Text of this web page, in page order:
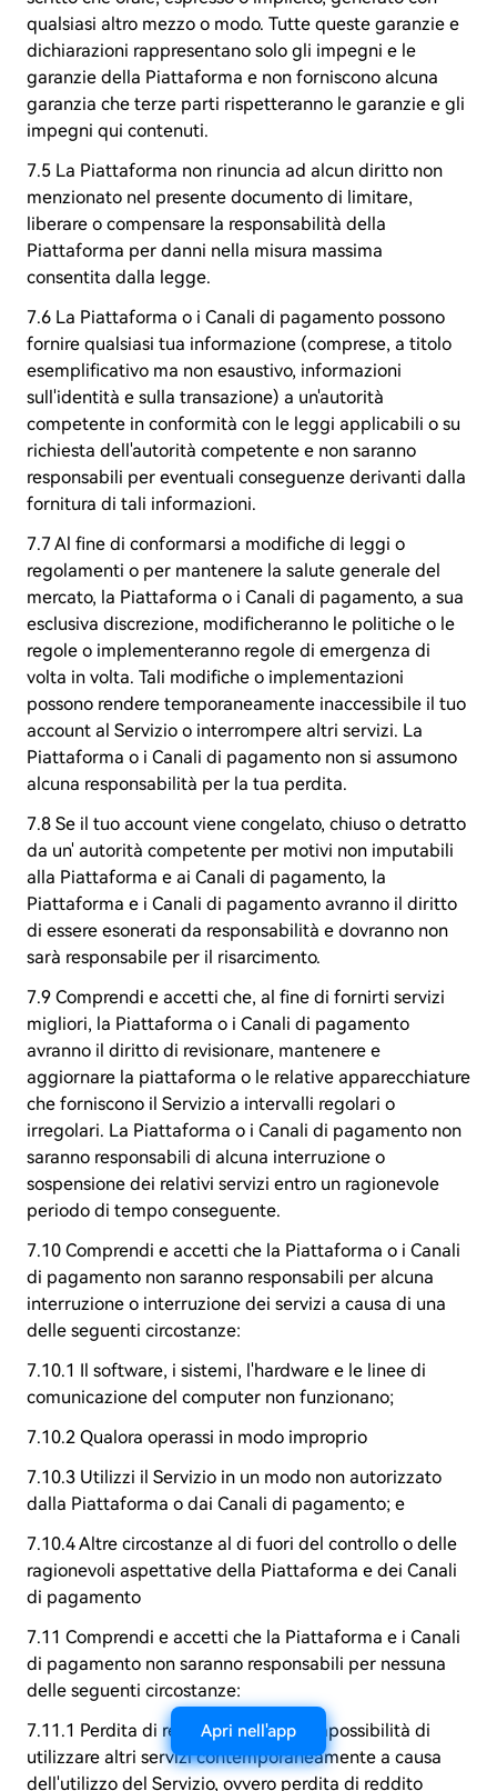
qualsiasi altro mezzo o modo. Tutte queste garanzie e
dichiarazioni rappresentano solo gli impegni e le
garanzie della Piattaforma e non forniscono alcuna
garanzia che terze parti rispetteranno le garanzie e gli
impegni qui contenuti.
7.5 La Piattaforma non rinuncia ad alcun diritto non
menzionato nel presente documento di limitare,
liberare o compensare la responsabilità della
Piattaforma per danni nella misura massima
consentita dalla legge.
7.6 La Piattaforma o i Canali di pagamento possono
fornire qualsiasi tua informazione (comprese, a titolo
esemplificativo ma non esaustivo, informazioni
sull'identità e sulla transazione) a un'autorità
competente in conformità con le leggi applicabili o su
richiesta dell'autorità competente e non saranno
responsabili per eventuali conseguenze derivanti dalla
fornitura di tali informazioni.
7.7 Al fine di conformarsi a modifiche di leggi o
regolamenti o per mantenere la salute generale del
mercato, la Piattaforma o i Canali di pagamento, a sua
esclusiva discrezione, modificheranno le politiche o le
regole o implementeranno regole di emergenza di
volta in volta. Tali modifiche o implementazioni
possono rendere temporaneamente inaccessibile il tuo
account al Servizio o interrompere altri servizi. La
Piattaforma o i Canali di pagamento non si assumono
alcuna responsabilità per la tua perdita.
7.8 Se il tuo account viene congelato, chiuso o detratto
da un' autorità competente per motivi non imputabili
alla Piattaforma e ai Canali di pagamento, la
Piattaforma e i Canali di pagamento avranno il diritto
di essere esonerati da responsabilità e dovranno non
sarà responsabile per il risarcimento.
7.9 Comprendi e accetti che, al fine di fornirti servizi
migliori, la Piattaforma o i Canali di pagamento
avranno il diritto di revisionare, mantenere e
aggiornare la piattaforma o le relative apparecchiature
che forniscono il Servizio a intervalli regolari o
irregolari. La Piattaforma o i Canali di pagamento non
saranno responsabili di alcuna interruzione o
sospensione dei relativi servizi entro un ragionevole
periodo di tempo conseguente.
7.10 Comprendi e accetti che la Piattaforma o i Canali
di pagamento non saranno responsabili per alcuna
interruzione o interruzione dei servizi a causa di una
delle seguenti circostanze:
7.10.1 Il software, i sistemi, l'hardware e le linee di
comunicazione del computer non funzionano;
7.10.2 Qualora operassi in modo improprio
7.10.3 Utilizzi il Servizio in un modo non autorizzato
dalla Piattaforma o dai Canali di pagamento; e
7.10.4 Altre circostanze al di fuori del controllo o delle
ragionevoli aspettative della Piattaforma e dei Canali
di pagamento
7.11 Comprendi e accetti che la Piattaforma e i Canali
di pagamento non saranno responsabili per nessuna
delle seguenti circostanze:
7.11.1 Perdita di reddito dovuta all'impossibilità di
utilizzare altri servizi contemporaneamente a causa
dell'utilizzo del Servizio, ovvero perdita di reddito
Apri nell'app